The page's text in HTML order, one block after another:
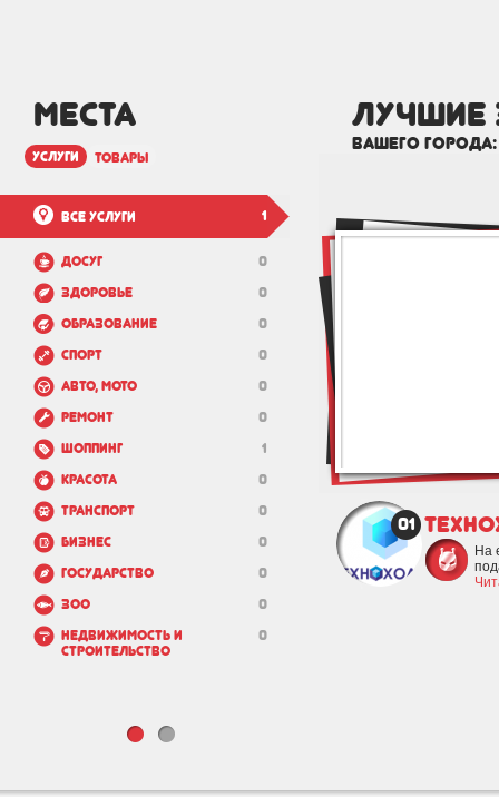
МЕСТА
услуги товары
1
Все услуги
0
Досуг
0
Здоровье
0
Образование
0
Спорт
0
Авто, мото
0
Ремонт
1
Шоппинг
0
Красота
0
Транспорт
0
Бизнес
0
Государство
0
Зоо
0
Недвижимость и
строительство
лучшие
вашего
01
На